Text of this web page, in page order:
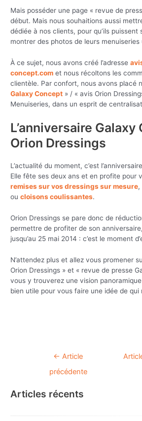
Mais posséder une page « revue de
début. Mais nous souhaitions aussi
dédiée à nos clients, pour qu’ils puissent
montrer des photos de leurs menuiseries
À ce sujet, nous avons créé l’adresse
concept.com et nous récoltons les
clientèle. Par confort, nous avons placé
Galaxy Concept » / « avis Orion
Menuiseries, dans un esprit de
L’anniversaire
Orion Dressings
L’actualité du moment, c’est
Elle fête ses deux ans et en profite pour
remises sur vos dressings sur mesure,
oucloisons coulissantes.
Orion Dressings se pare donc de
permettre de profiter de son
jusqu’au 25 mai 2014 : c’est le moment
N’attendez plus et allez vous promener
Orion Dressings » et « revue de presse
vous y trouverez une vision
bien utile pour vous faire une idée de qui
Navigation← Article
précédente
Articles récents